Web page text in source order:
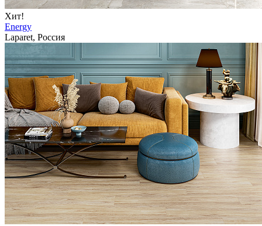
Хит!
Energy
Laparet, Россия